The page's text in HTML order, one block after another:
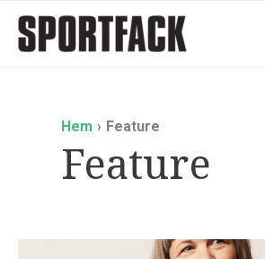
innehåll
Hem Feature
Feature